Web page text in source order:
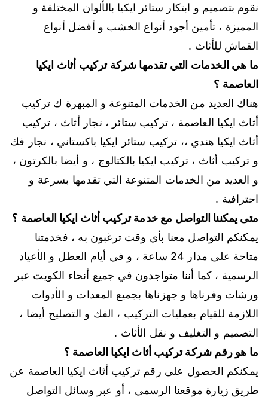
نقوم بتصميم و ابتكار ستائر ايكيا بالألوان المختلفة و
المميزة ، تأمين أجود أنواع الخشب و أفضل أنواع
القماش للأثاث .
ما هي الخدمات التي تقدمها شركة تركيب أثاث ايكيا
العاصمة ؟
هناك العديد من الخدمات المتنوعة و المبهرة ك تركيب
أثاث ايكيا العاصمة ، تركيب ستائر ، نجار أثاث ، تركيب
أثاث ايكيا هندي ،، تركيب ستائر ايكيا باكستاني ، نجار فك
و تركيب أثاث ، تركيب ايكيا بالكتالوج ، و أيضا بالكرتون ،
و العديد من الخدمات المتنوعة التي تقدمها بسرعة و
احترافية .
متى يمكننا التواصل مع خدمة تركيب أثاث ايكيا العاصمة ؟
يمكنكم التواصل معنا بأي وقت ترغبون به ، فخدمتنا
متاحة على مدار 24 ساعة ، و في أيام العطل و الأعياد
الرسمية ، كما أننا متواجدون في جميع أنحاء الكويت عبر
ورشات وفرناها و جهزناها بجميع المعدات و الأدوات
اللازمة للقيام بعمليات التركيب ، الفك و التصليح أيضا ،
التصميم و التغليف و نقل الأثاث .
ما هو رقم شركة تركيب أثاث ايكيا العاصمة ؟
يمكنكم الحصول على رقم تركيب أثاث ايكيا العاصمة عن
طريق زيارة موقعنا الرسمي ، أو عبر وسائل التواصل